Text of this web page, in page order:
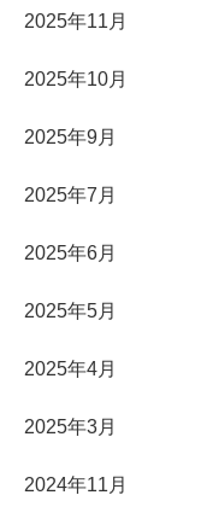
2025年11月
2025年10月
2025年9月
2025年7月
2025年6月
2025年5月
2025年4月
2025年3月
2024年11月